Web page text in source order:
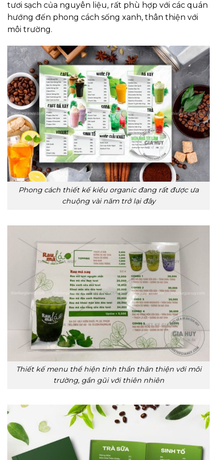
tươi sạch của nguyên liệu, rất phù hợp với các quán
hướng đến phong cách sống xanh, thân thiện với
môi trường.
Phong cách thiết kế kiểu organic đang rất được ưa
chuộng vài năm trở lại đây
Thiết kế menu thể hiện tinh thần thân thiện với môi
trường, gần gũi với thiên nhiên